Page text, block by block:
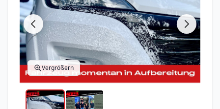
Vergrößern